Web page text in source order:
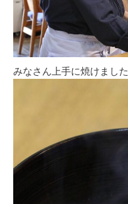
みなさん上手に焼けました